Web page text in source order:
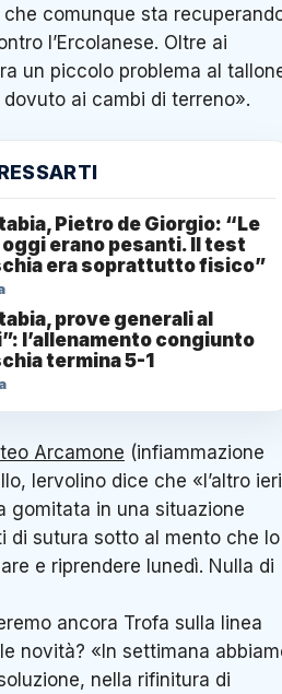
comunque sta
l’Ercolanese. Oltre ai
un piccolo problema al
ai cambi di terreno».
Pietro de Giorgio: “Le
oggi erano pesanti. Il test
era soprattutto fisico”
prove generali al
l’allenamento congiunto
termina 5-1
Arcamone (infiammazione
Iervolino dice che «l’altro
gomitata in una situazione
di sutura sotto al mento che lo
e riprendere lunedì. Nulla di
ancora Trofa sulla linea
novità? «In settimana
nella rifinitura di